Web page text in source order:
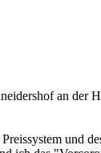
an der
und